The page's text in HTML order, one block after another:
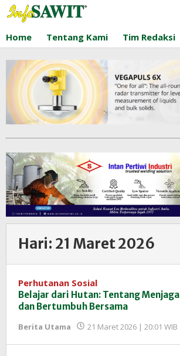
Lewati
ke
konten
Home Tentang Kami Tim Redaksi
Hari: 21 Maret 2026
Perhutanan Sosial
Belajar dari Hutan: Tentang Menjaga
dan Bertumbuh Bersama
Berita Utama 21 Maret 2026 | 20:01 WIB